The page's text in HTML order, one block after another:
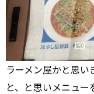
ラーメン屋かと思
と、と思いメニュー